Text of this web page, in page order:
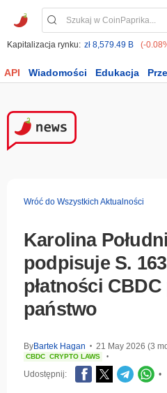
Kapitalizacja rynku: zł 8,579.49 B (-
API Wiadomości Edukacja
Wróć do Wszystkich Aktualności
Karolina
podpisuje S.
płatności CBDC
państwo
ByBartek Hagan • 21 May 2026 (3
CBDC CRYPTO LAWS •
Udostępnij: •